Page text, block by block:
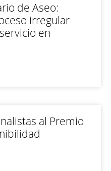
de Aseo:
irregular
en
al Premio